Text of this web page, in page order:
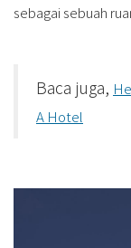
sebagai sebuah
Baca juga,
A Hotel